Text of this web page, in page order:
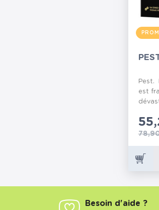
Pest.
est
Besoin d'aide ?